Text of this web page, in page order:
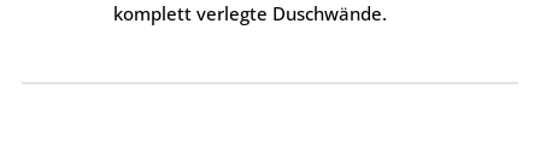
komplett verlegte Duschwände.